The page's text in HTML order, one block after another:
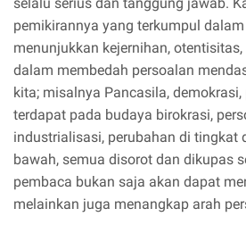
pemikirannya yang terkumpul
menunjukkan kejernihan,
dalam membedah persoalan
kita; misalnya Pancasila,
terdapat pada budaya birokrasi,
industrialisasi, perubahan di tingkat
bawah, semua disorot dan dikupas
pembaca bukan saja akan dapat
melainkan juga menangkap arah